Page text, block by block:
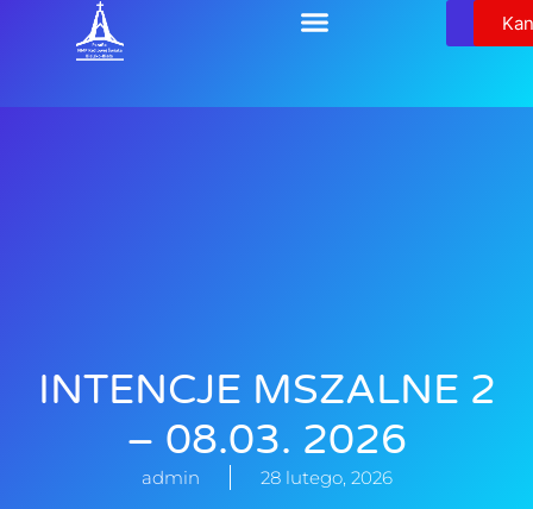
INTENCJE MSZALNE 2
– 08.03. 2026
admin 28 lutego, 2026